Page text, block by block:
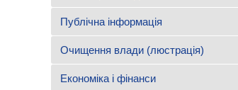
Публічна інформація
Очищення влади (люстрація)
Економіка і фінанси